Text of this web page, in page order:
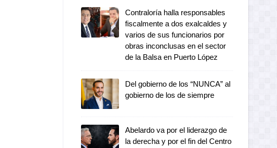
Contraloría halla responsables
fiscalmente a dos exalcaldes y
varios de sus funcionarios por
obras inconclusas en el sector
de la Balsa en Puerto López
Del gobierno de los “NUNCA” al
gobierno de los de siempre
Abelardo va por el liderazgo de
la derecha y por el fin del Centro